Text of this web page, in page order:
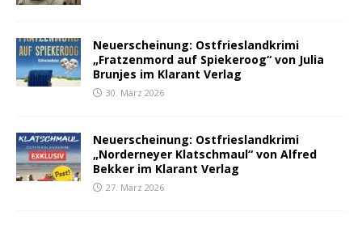
Neuerscheinung: Ostfrieslandkrimi
„Fratzenmord auf Spiekeroog“ von Julia
Brunjes im Klarant Verlag
30. März 2026
Neuerscheinung: Ostfrieslandkrimi
„Norderneyer Klatschmaul“ von Alfred
Bekker im Klarant Verlag
27. März 2026